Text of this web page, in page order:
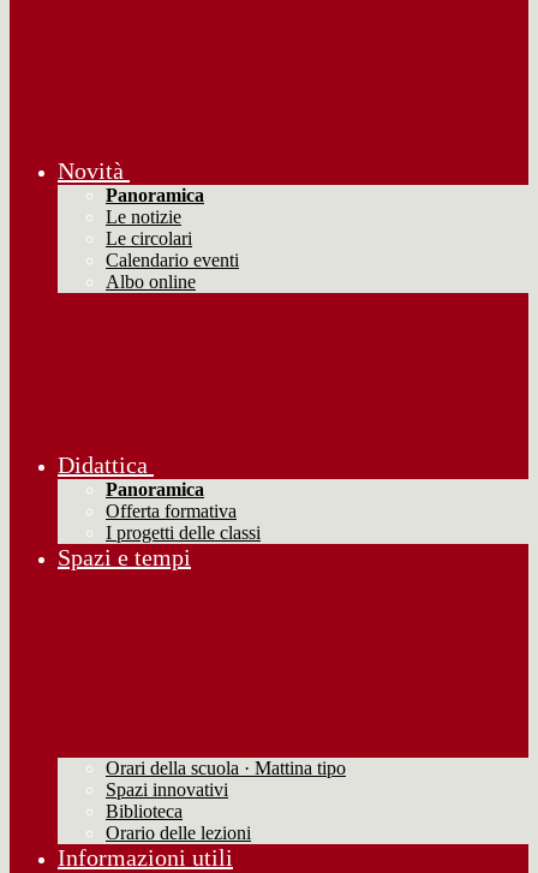
Novità
Panoramica
Le notizie
Le circolari
Calendario eventi
Albo online
Didattica
Panoramica
Offerta formativa
I progetti delle classi
Spazi e tempi
Orari della scuola · Mattina tipo
Spazi innovativi
Biblioteca
Orario delle lezioni
Informazioni utili